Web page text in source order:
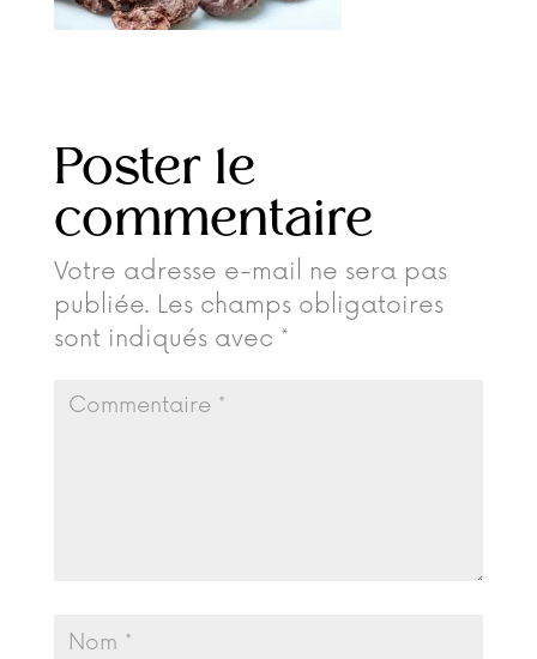
Poster le
commentaire
Votre adresse e-mail ne sera pas
publiée. Les champs obligatoires
sont indiqués avec *